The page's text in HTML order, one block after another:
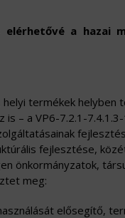
a hazai
termékek
is – a VP6-7.2.1-
fejlesztése,
önkormányzatok,
meg:
elősegítő,